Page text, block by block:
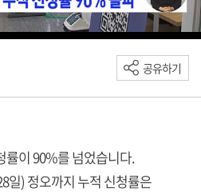
공유하기
률이 90%를 넘었습니다.
일) 정오까지 누적 신청률은